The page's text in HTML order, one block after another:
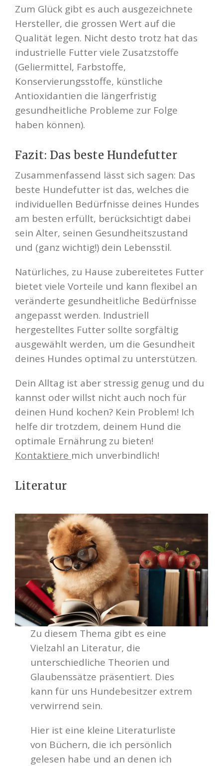
Zum Glück gibt es auch ausgezeichnete
Hersteller, die grossen Wert auf die
Qualität legen. Nicht desto trotz hat das
industrielle Futter viele Zusatzstoffe
(Geliermittel, Farbstoffe,
Konservierungsstoffe, künstliche
Antioxidantien die längerfristig
gesundheitliche Probleme zur Folge
haben können).
Fazit: Das beste Hundefutter
Zusammenfassend lässt sich sagen: Das
beste Hundefutter ist das, welches die
individuellen Bedürfnisse deines Hundes
am besten erfüllt, berücksichtigt dabei
sein Alter, seinen Gesundheitszustand
und (ganz wichtig!) dein Lebensstil.
Natürliches, zu Hause zubereitetes Futter
bietet viele Vorteile und kann flexibel an
veränderte gesundheitliche Bedürfnisse
angepasst werden. Industriell
hergestelltes Futter sollte sorgfältig
ausgewählt werden, um die Gesundheit
deines Hundes optimal zu unterstützen.
Dein Alltag ist aber stressig genug und du
kannst oder willst nicht auch noch für
deinen Hund kochen? Kein Problem! Ich
helfe dir trotzdem, deinem Hund die
optimale Ernährung zu bieten!
Kontaktiere mich unverbindlich!
Literatur
Zu diesem Thema gibt es eine
Vielzahl an Literatur, die
unterschiedliche Theorien und
Glaubenssätze präsentiert. Dies
kann für uns Hundebesitzer extrem
verwirrend sein.
Hier ist eine kleine Literaturliste
von Büchern, die ich persönlich
gelesen habe und an denen ich